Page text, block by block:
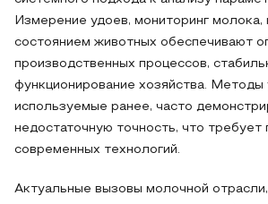
Измерение удоев, мониторинг молока,
состоянием животных обеспечивают
производственных процессов,
функционирование хозяйства. Методы
используемые ранее, часто
недостаточную точность, что требует
современных технологий.
Актуальные вызовы молочной отрасли,